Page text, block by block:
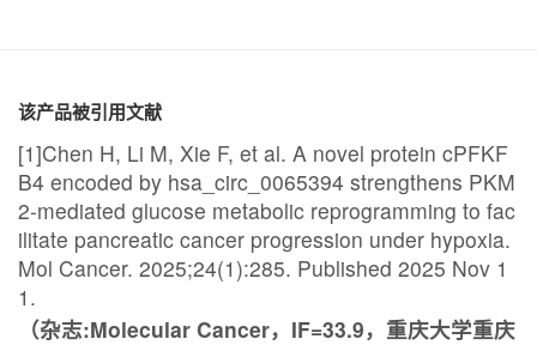
该产品被引用文献
[1]Chen H, Li M, Xie F, et al. A novel protein cPFKF
B4 encoded by hsa_circ_0065394 strengthens PKM
2-mediated glucose metabolic reprogramming to fac
ilitate pancreatic cancer progression under hypoxia.
Mol Cancer. 2025;24(1):285. Published 2025 Nov 1
1.
（杂志:Molecular Cancer，IF=33.9，重庆大学重庆